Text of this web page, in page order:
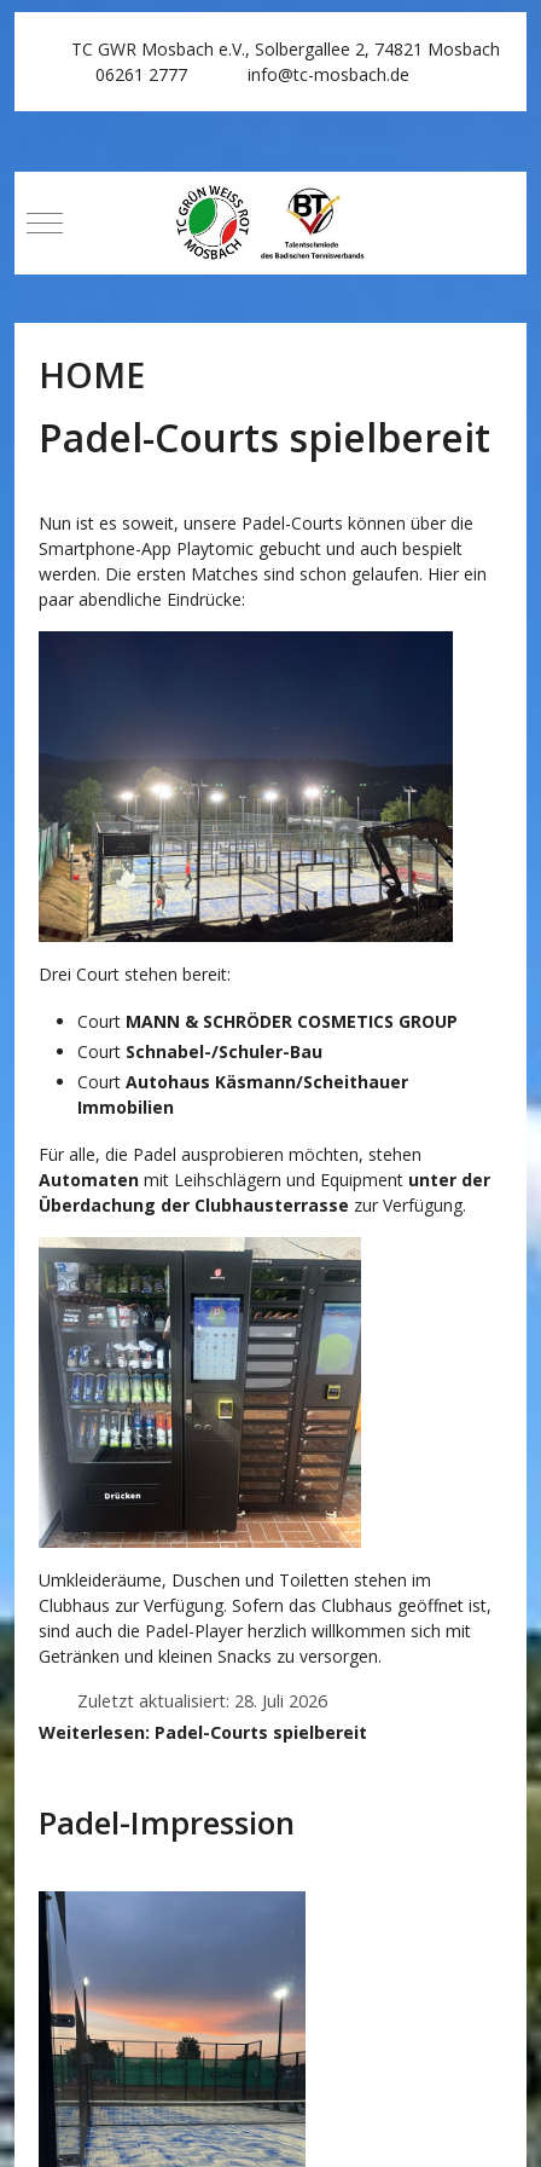
TC GWR Mosbach e.V., Solbergallee 2, 74821 Mosbach
06261 2777
info@tc-mosbach.de
Mobile Menu Toggle
HOME
Padel-Courts spielbereit
Nun ist es soweit, unsere Padel-Courts können über die
Smartphone-App Playtomic gebucht und auch bespielt
werden. Die ersten Matches sind schon gelaufen. Hier ein
paar abendliche Eindrücke:
Drei Court stehen bereit:
Court MANN & SCHRÖDER COSMETICS GROUP
Court Schnabel-/Schuler-Bau
Court Autohaus Käsmann/Scheithauer
Immobilien
Für alle, die Padel ausprobieren möchten, stehen
Automaten mit Leihschlägern und Equipment unter der
Überdachung der Clubhausterrasse zur Verfügung.
Umkleideräume, Duschen und Toiletten stehen im
Clubhaus zur Verfügung. Sofern das Clubhaus geöffnet ist,
sind auch die Padel-Player herzlich willkommen sich mit
Getränken und kleinen Snacks zu versorgen.
Zuletzt aktualisiert: 28. Juli 2026
Weiterlesen: Padel-Courts spielbereit
Padel-Impression